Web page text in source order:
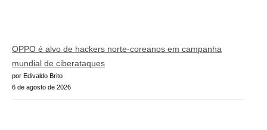
OPPO é alvo de hackers norte-coreanos em campanha
mundial de ciberataques
por Edivaldo Brito
6 de agosto de 2026